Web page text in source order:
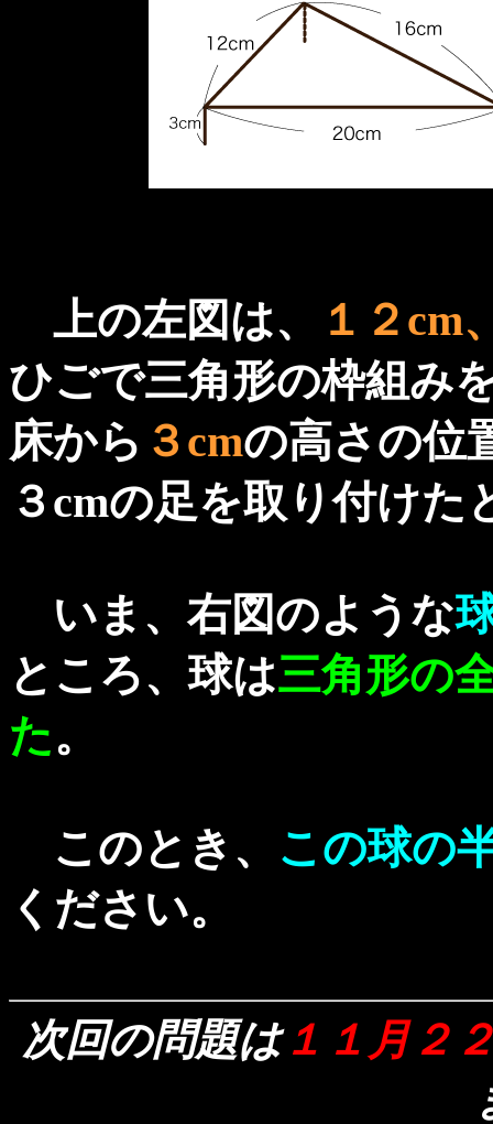
上の左図は、
１２cm
ひごで三角形の枠組み
床から ３cmの高さの位
３cmの足を取り付け
いま、右図のような
ところ、球は三角形の
た。
このとき、 この球の
ください。
次回の問題は１１月２